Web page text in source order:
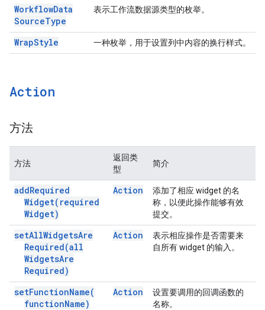
WorkflowData
SourceType
表示工作流数据源类型的枚举。
WrapStyle 一种枚举，用于设置列中内容的换行样式。
Action
方法
方法
返回类
型
简介
addRequired
Widget( required
Widget)
Action
添加了相应 widget 的名
称，以便此操作能够有效
提交。
setAllWidgetsAre
Required(all
WidgetsAre
Required)
Action
表示相应操作是否需要来
自所有 widget 的输入。
setFunctionName(
functionName)
Action
设置要调用的回调函数的
名称。